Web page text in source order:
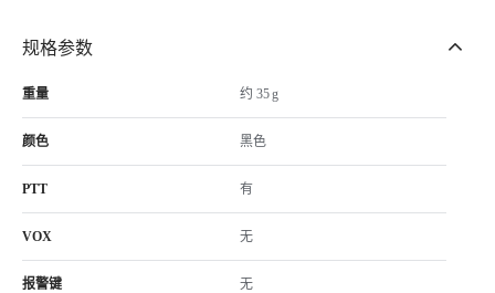
规格参数
重量 约 35 g
颜色 黑色
PTT 有
VOX 无
报警键 无